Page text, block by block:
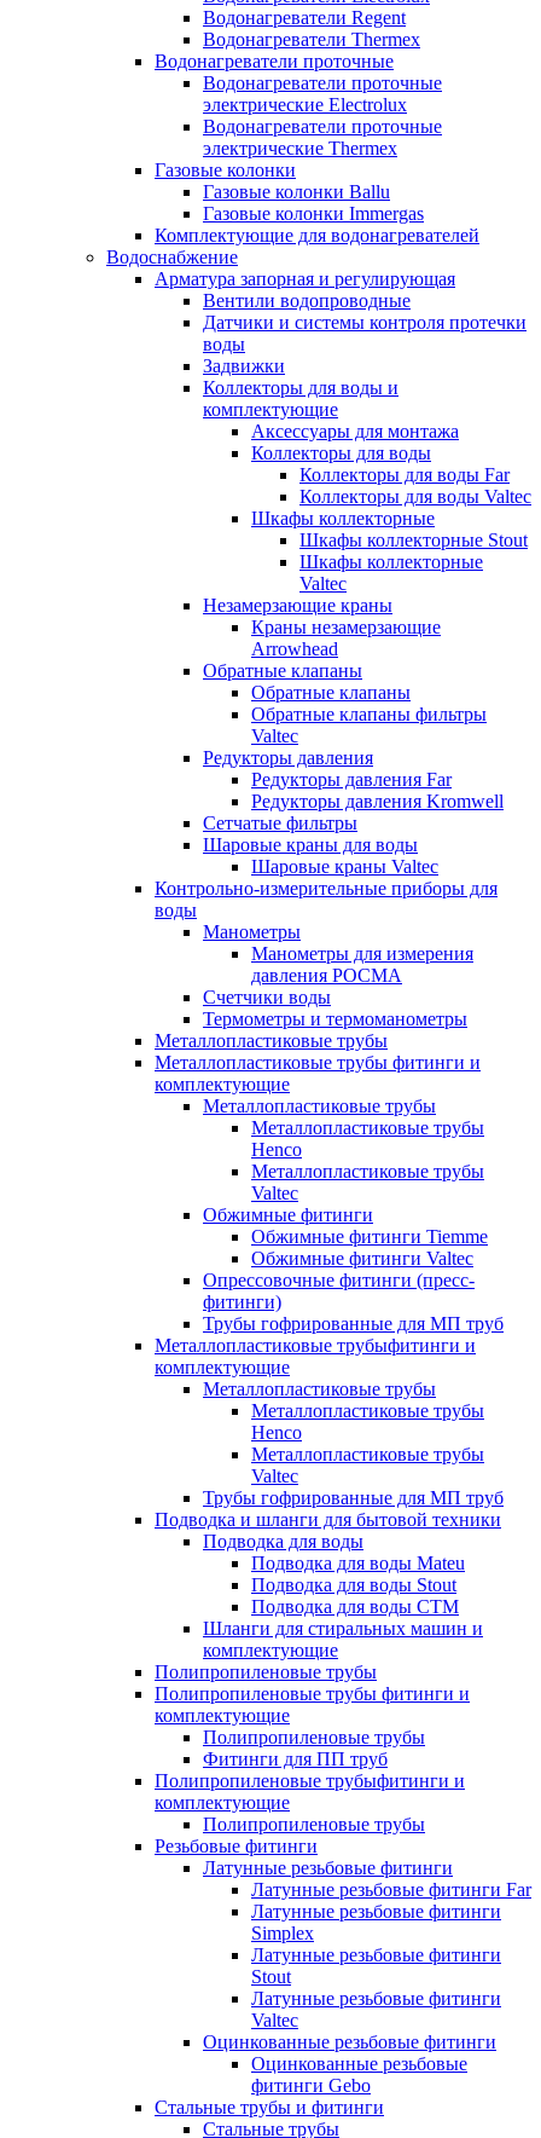
Водонагреватели Regent
Водонагреватели Thermex
Водонагреватели проточные
Водонагреватели проточные
электрические Electrolux
Водонагреватели проточные
электрические Thermex
Газовые колонки
Газовые колонки Ballu
Газовые колонки Immergas
Комплектующие для водонагревателей
Водоснабжение
Арматура запорная и регулирующая
Вентили водопроводные
Датчики и системы контроля протечки
воды
Задвижки
Коллекторы для воды и
комплектующие
Аксессуары для монтажа
Коллекторы для воды
Коллекторы для воды Far
Коллекторы для воды Valtec
Шкафы коллекторные
Шкафы коллекторные Stout
Шкафы коллекторные
Valtec
Незамерзающие краны
Краны незамерзающие
Arrowhead
Обратные клапаны
Обратные клапаны
Обратные клапаны фильтры
Valtec
Редукторы давления
Редукторы давления Far
Редукторы давления Kromwell
Сетчатые фильтры
Шаровые краны для воды
Шаровые краны Valtec
Контрольно-измерительные приборы для
воды
Манометры
Манометры для измерения
давления РОСМА
Счетчики воды
Термометры и термоманометры
Металлопластиковые трубы
Металлопластиковые трубы фитинги и
комплектующие
Металлопластиковые трубы
Металлопластиковые трубы
Henco
Металлопластиковые трубы
Valtec
Обжимные фитинги
Обжимные фитинги Tiemme
Обжимные фитинги Valtec
Опрессовочные фитинги (пресс-
фитинги)
Трубы гофрированные для МП труб
Металлопластиковые трубыфитинги и
комплектующие
Металлопластиковые трубы
Металлопластиковые трубы
Henco
Металлопластиковые трубы
Valtec
Трубы гофрированные для МП труб
Подводка и шланги для бытовой техники
Подводка для воды
Подводка для воды Mateu
Подводка для воды Stout
Подводка для воды СТМ
Шланги для стиральных машин и
комплектующие
Полипропиленовые трубы
Полипропиленовые трубы фитинги и
комплектующие
Полипропиленовые трубы
Фитинги для ПП труб
Полипропиленовые трубыфитинги и
комплектующие
Полипропиленовые трубы
Резьбовые фитинги
Латунные резьбовые фитинги
Латунные резьбовые фитинги Far
Латунные резьбовые фитинги
Simplex
Латунные резьбовые фитинги
Stout
Латунные резьбовые фитинги
Valtec
Оцинкованные резьбовые фитинги
Оцинкованные резьбовые
фитинги Gebo
Стальные трубы и фитинги
Стальные трубы